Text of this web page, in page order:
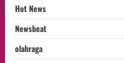
Hot News
Newsbeat
olahraga